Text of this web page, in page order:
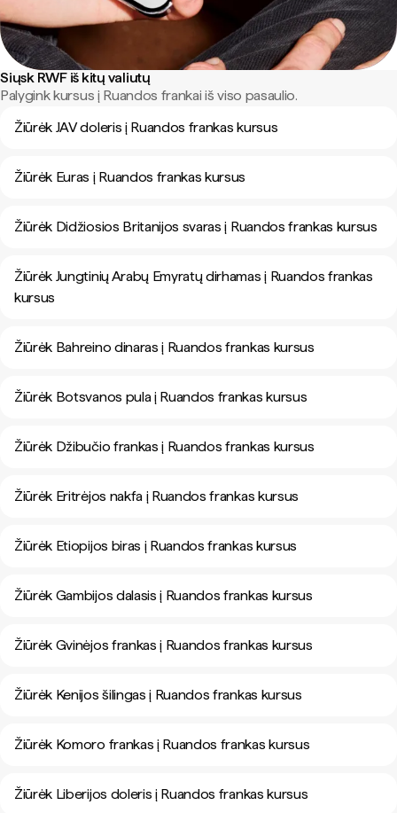
Siųsk RWF iš kitų valiutų
Palygink kursus į Ruandos frankai iš viso pasaulio.
Žiūrėk JAV doleris į Ruandos frankas kursus
Žiūrėk Euras į Ruandos frankas kursus
Žiūrėk Didžiosios Britanijos svaras į Ruandos frankas kursus
Žiūrėk Jungtinių Arabų Emyratų dirhamas į Ruandos frankas
kursus
Žiūrėk Bahreino dinaras į Ruandos frankas kursus
Žiūrėk Botsvanos pula į Ruandos frankas kursus
Žiūrėk Džibučio frankas į Ruandos frankas kursus
Žiūrėk Eritrėjos nakfa į Ruandos frankas kursus
Žiūrėk Etiopijos biras į Ruandos frankas kursus
Žiūrėk Gambijos dalasis į Ruandos frankas kursus
Žiūrėk Gvinėjos frankas į Ruandos frankas kursus
Žiūrėk Kenijos šilingas į Ruandos frankas kursus
Žiūrėk Komoro frankas į Ruandos frankas kursus
Žiūrėk Liberijos doleris į Ruandos frankas kursus